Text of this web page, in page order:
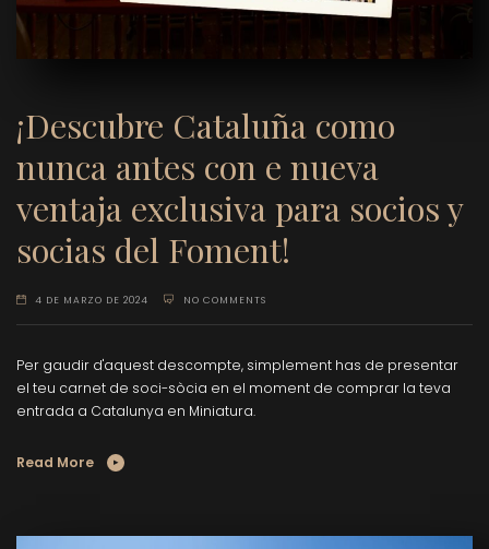
¡Descubre Cataluña como
nunca antes con e nueva
ventaja exclusiva para socios y
socias del Foment!
4 DE MARZO DE 2024 NO COMMENTS
Per gaudir d'aquest descompte, simplement has de presentar
el teu carnet de soci-sòcia en el moment de comprar la teva
entrada a Catalunya en Miniatura.
Read More